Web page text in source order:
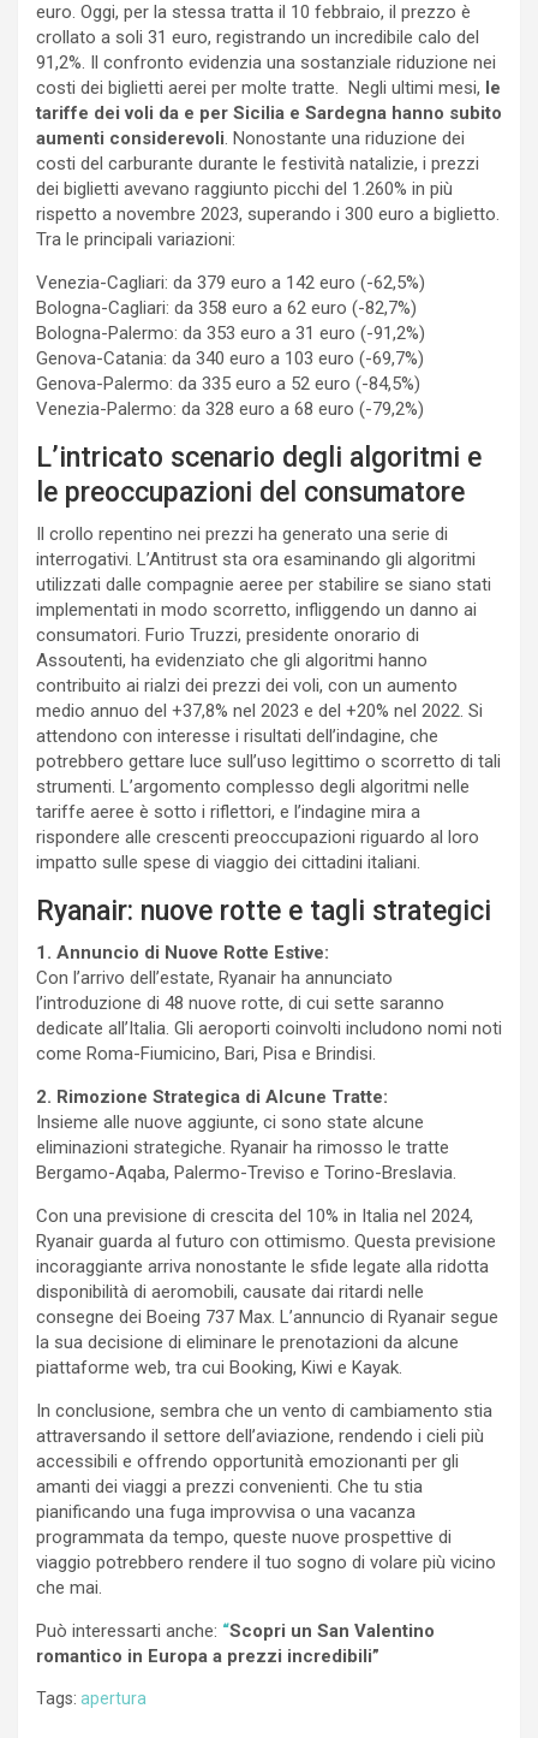
euro. Oggi, per la stessa tratta il 10 febbraio, il prezzo è
crollato a soli 31 euro, registrando un incredibile calo del
91,2%. Il confronto evidenzia una sostanziale riduzione nei
costi dei biglietti aerei per molte tratte. Negli ultimi mesi, le
tariffe dei voli da e per Sicilia e Sardegna hanno subito
aumenti considerevoli. Nonostante una riduzione dei
costi del carburante durante le festività natalizie, i prezzi
dei biglietti avevano raggiunto picchi del 1.260% in più
rispetto a novembre 2023, superando i 300 euro a biglietto.
Tra le principali variazioni:
Venezia-Cagliari: da 379 euro a 142 euro (-62,5%)
Bologna-Cagliari: da 358 euro a 62 euro (-82,7%)
Bologna-Palermo: da 353 euro a 31 euro (-91,2%)
Genova-Catania: da 340 euro a 103 euro (-69,7%)
Genova-Palermo: da 335 euro a 52 euro (-84,5%)
Venezia-Palermo: da 328 euro a 68 euro (-79,2%)
L’intricato scenario degli algoritmi e
le preoccupazioni del consumatore
Il crollo repentino nei prezzi ha generato una serie di
interrogativi. L’Antitrust sta ora esaminando gli algoritmi
utilizzati dalle compagnie aeree per stabilire se siano stati
implementati in modo scorretto, infliggendo un danno ai
consumatori. Furio Truzzi, presidente onorario di
Assoutenti, ha evidenziato che gli algoritmi hanno
contribuito ai rialzi dei prezzi dei voli, con un aumento
medio annuo del +37,8% nel 2023 e del +20% nel 2022. Si
attendono con interesse i risultati dell’indagine, che
potrebbero gettare luce sull’uso legittimo o scorretto di tali
strumenti. L’argomento complesso degli algoritmi nelle
tariffe aeree è sotto i riflettori, e l’indagine mira a
rispondere alle crescenti preoccupazioni riguardo al loro
impatto sulle spese di viaggio dei cittadini italiani.
Ryanair: nuove rotte e tagli strategici
1. Annuncio di Nuove Rotte Estive:
Con l’arrivo dell’estate, Ryanair ha annunciato
l’introduzione di 48 nuove rotte, di cui sette saranno
dedicate all’Italia. Gli aeroporti coinvolti includono nomi noti
come Roma-Fiumicino, Bari, Pisa e Brindisi.
2. Rimozione Strategica di Alcune Tratte:
Insieme alle nuove aggiunte, ci sono state alcune
eliminazioni strategiche. Ryanair ha rimosso le tratte
Bergamo-Aqaba, Palermo-Treviso e Torino-Breslavia.
Con una previsione di crescita del 10% in Italia nel 2024,
Ryanair guarda al futuro con ottimismo. Questa previsione
incoraggiante arriva nonostante le sfide legate alla ridotta
disponibilità di aeromobili, causate dai ritardi nelle
consegne dei Boeing 737 Max. L’annuncio di Ryanair segue
la sua decisione di eliminare le prenotazioni da alcune
piattaforme web, tra cui Booking, Kiwi e Kayak.
In conclusione, sembra che un vento di cambiamento stia
attraversando il settore dell’aviazione, rendendo i cieli più
accessibili e offrendo opportunità emozionanti per gli
amanti dei viaggi a prezzi convenienti. Che tu stia
pianificando una fuga improvvisa o una vacanza
programmata da tempo, queste nuove prospettive di
viaggio potrebbero rendere il tuo sogno di volare più vicino
che mai.
Può interessarti anche: “Scopri un San Valentino
romantico in Europa a prezzi incredibili”
Tags: apertura